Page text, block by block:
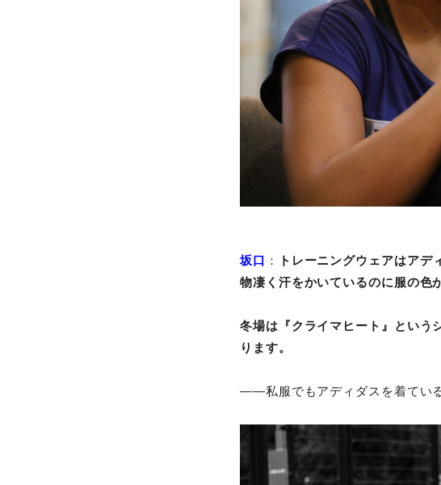
坂口 ：
トレーニングウェアはアデ
物凄く汗をかいているのに服の色
冬場は『クライマヒート』という
ります。
――私服でもアディダスを着てい